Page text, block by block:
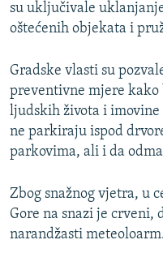
su uključivale
oštećenih objekata i
Gradske vlasti su
preventivne mjere kako
ljudskih života i imovine
ne parkiraju ispod
parkovima, ali i da
Zbog snažnog vjetra, u
Gore na snazi je crveni,
narandžasti